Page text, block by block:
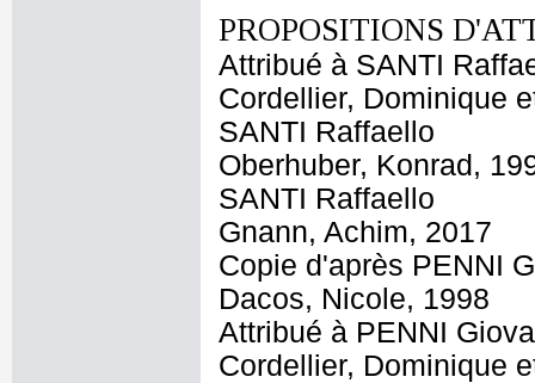
PROPOSITIONS
Attribué à SANTI
Cordellier, Dominique
SANTI Raffaello
Oberhuber, Konrad,
SANTI Raffaello
Gnann, Achim, 2017
Copie d'après PENNI
Dacos, Nicole, 1998
Attribué à PENNI
Cordellier, Dominique